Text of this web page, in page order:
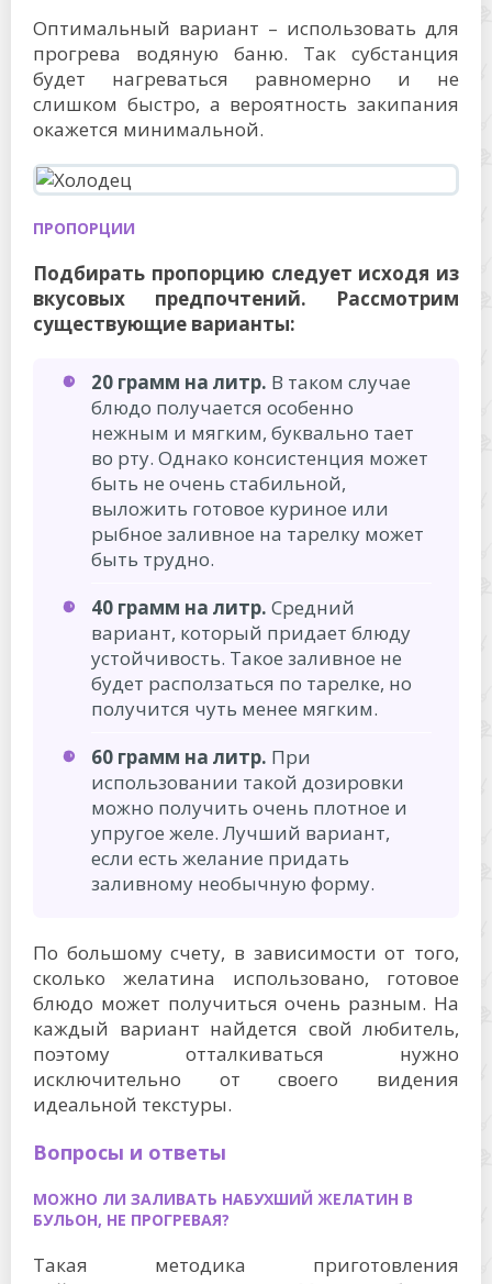
Оптимальный вариант – использовать для
прогрева водяную баню. Так субстанция
будет нагреваться равномерно и не
слишком быстро, а вероятность закипания
окажется минимальной.
ПРОПОРЦИИ
Подбирать пропорцию следует исходя из
вкусовых предпочтений. Рассмотрим
существующие варианты:
20 грамм на литр. В таком случае
блюдо получается особенно
нежным и мягким, буквально тает
во рту. Однако консистенция может
быть не очень стабильной,
выложить готовое куриное или
рыбное заливное на тарелку может
быть трудно.
40 грамм на литр. Средний
вариант, который придает блюду
устойчивость. Такое заливное не
будет расползаться по тарелке, но
получится чуть менее мягким.
60 грамм на литр. При
использовании такой дозировки
можно получить очень плотное и
упругое желе. Лучший вариант,
если есть желание придать
заливному необычную форму.
По большому счету, в зависимости от того,
сколько желатина использовано, готовое
блюдо может получиться очень разным. На
каждый вариант найдется свой любитель,
поэтому отталкиваться нужно
исключительно от своего видения
идеальной текстуры.
Вопросы и ответы
МОЖНО ЛИ ЗАЛИВАТЬ НАБУХШИЙ ЖЕЛАТИН В
БУЛЬОН, НЕ ПРОГРЕВАЯ?
Такая методика приготовления